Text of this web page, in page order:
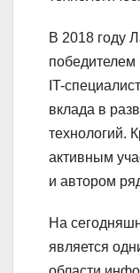
В 2018 году
IT-
вклада в
технологий.
активным
и автором
На
является